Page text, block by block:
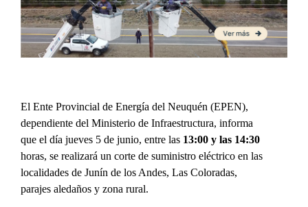
El Ente Provincial de Energía del Neuquén (EPEN),
dependiente del Ministerio de Infraestructura, informa
que el día jueves 5 de junio, entre las13:00 y las 14:30
horas, se realizará un corte de suministro eléctrico en las
localidades de Junín de los Andes, Las Coloradas,
parajes aledaños y zona rural.